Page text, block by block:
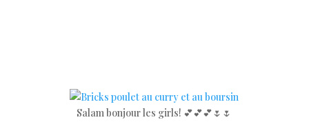
Salam bonjour les girls! 💕💕💕🌷🌷